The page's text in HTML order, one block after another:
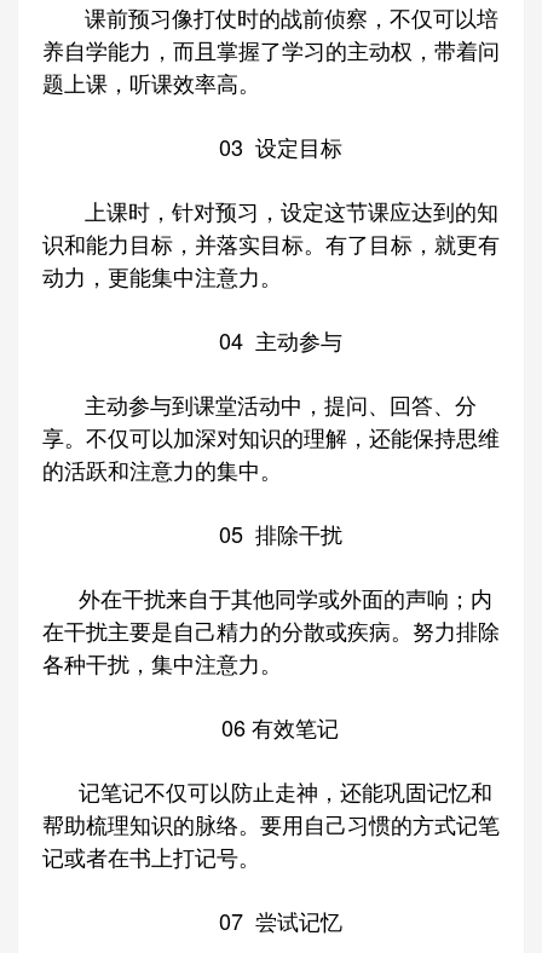
课前预习像打仗时的战前侦察，不仅可以培
养自学能力，而且掌握了学习的主动权，带着问
题上课，听课效率高。
03 设定目标
上课时，针对预习，设定这节课应达到的知
识和能力目标，并落实目标。有了目标，就更有
动力，更能集中注意力。
04 主动参与
主动参与到课堂活动中，提问、回答、分
享。不仅可以加深对知识的理解，还能保持思维
的活跃和注意力的集中。
05 排除干扰
外在干扰来自于其他同学或外面的声响；内
在干扰主要是自己精力的分散或疾病。努力排除
各种干扰，集中注意力。
06有效笔记
记笔记不仅可以防止走神，‌还能巩固记忆和
帮助梳理知识的脉络。‌要用自己习惯的方式记笔
记或者在书上打记号。
07 尝试记忆